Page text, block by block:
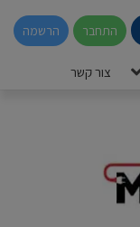
התחבר הרשמה
צור קשר